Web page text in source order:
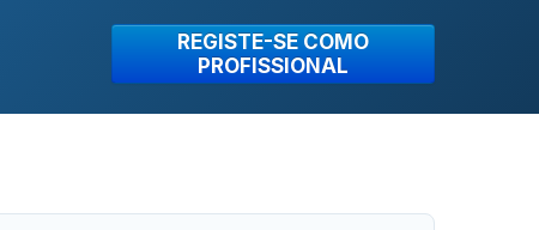
REGISTE-SE COMO
PROFISSIONAL